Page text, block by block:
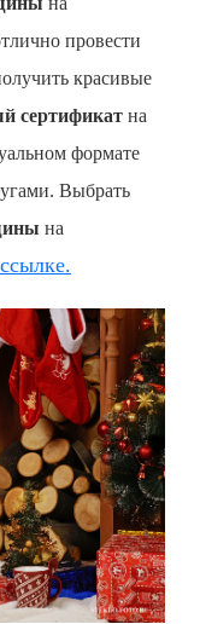
провести
красивые
сертификат на
формате
Выбрать
на